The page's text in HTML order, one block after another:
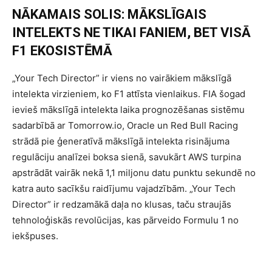
NĀKAMAIS SOLIS: MĀKSLĪGAIS
INTELEKTS NE TIKAI FANIEM, BET VISĀ
F1 EKOSISTĒMĀ
„Your Tech Director” ir viens no vairākiem mākslīgā
intelekta virzieniem, ko F1 attīsta vienlaikus. FIA šogad
ievieš mākslīgā intelekta laika prognozēšanas sistēmu
sadarbībā ar Tomorrow.io, Oracle un Red Bull Racing
strādā pie ģeneratīvā mākslīgā intelekta risinājuma
regulāciju analīzei boksa sienā, savukārt AWS turpina
apstrādāt vairāk nekā 1,1 miljonu datu punktu sekundē no
katra auto sacīkšu raidījumu vajadzībām. „Your Tech
Director” ir redzamākā daļa no klusas, taču straujās
tehnoloģiskās revolūcijas, kas pārveido Formulu 1 no
iekšpuses.